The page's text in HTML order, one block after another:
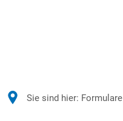
Sie sind hier: Formulare